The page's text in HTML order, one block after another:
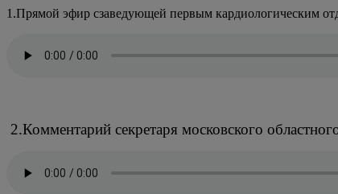
1.Прямой эфир сзаведующей первым кардиологическим
2.Комментарий секретаря московского